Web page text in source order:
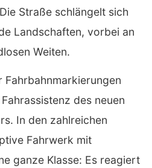
Straße schlängelt sich
Landschaften, vorbei an
Weiten.
des neuen
In den zahlreichen
Fahrwerk mit
ganze Klasse: Es reagiert